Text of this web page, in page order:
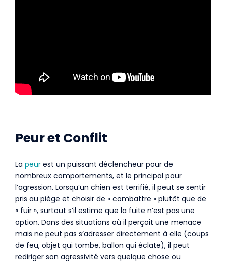
Peur et Conflit
La peur est un puissant déclencheur pour de
nombreux comportements, et le principal pour
l’agression. Lorsqu’un chien est terrifié, il peut se sentir
pris au piège et choisir de « combattre » plutôt que de
« fuir », surtout s’il estime que la fuite n’est pas une
option. Dans des situations où il perçoit une menace
mais ne peut pas s’adresser directement à elle (coups
de feu, objet qui tombe, ballon qui éclate), il peut
rediriger son agressivité vers quelque chose ou